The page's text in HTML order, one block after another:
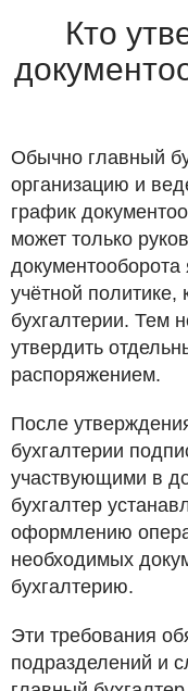
Кто
Обычно главный
организацию и
график
может только
учётной политике,
бухгалтерии. Тем
утвердить
распоряжением.
После
бухгалтерии
участвующими в
бухгалтер
оформлению
необходимых
бухгалтерию.
Эти требования
подразделений и